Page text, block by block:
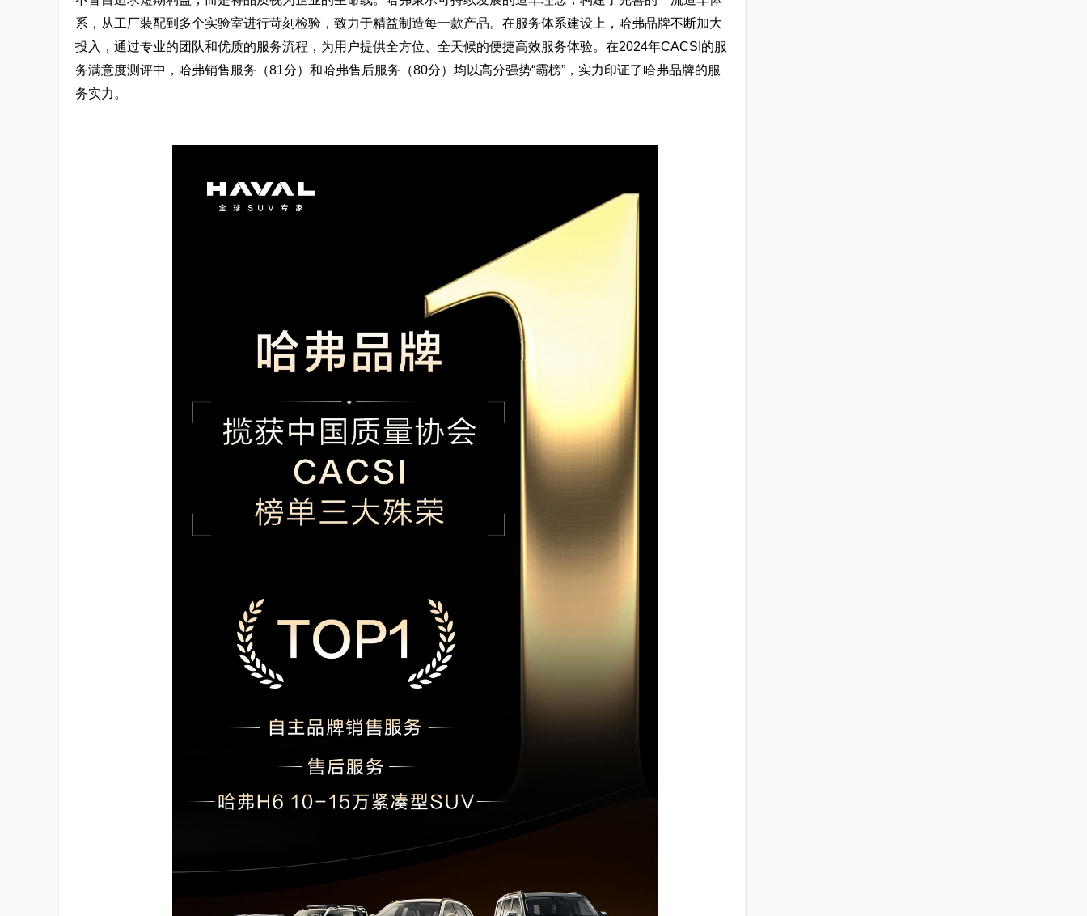
系，从工厂装配到多个实验室进行苛刻检验，致力于精益制造每一款产品。在服务体系建设上，哈弗品牌不断加大
投入，通过专业的团队和优质的服务流程，为用户提供全方位、全天候的便捷高效服务体验。在2024年CACSI的服
务满意度测评中，哈弗销售服务（81分）和哈弗售后服务（80分）均以高分强势“霸榜”，实力印证了哈弗品牌的服
务实力。